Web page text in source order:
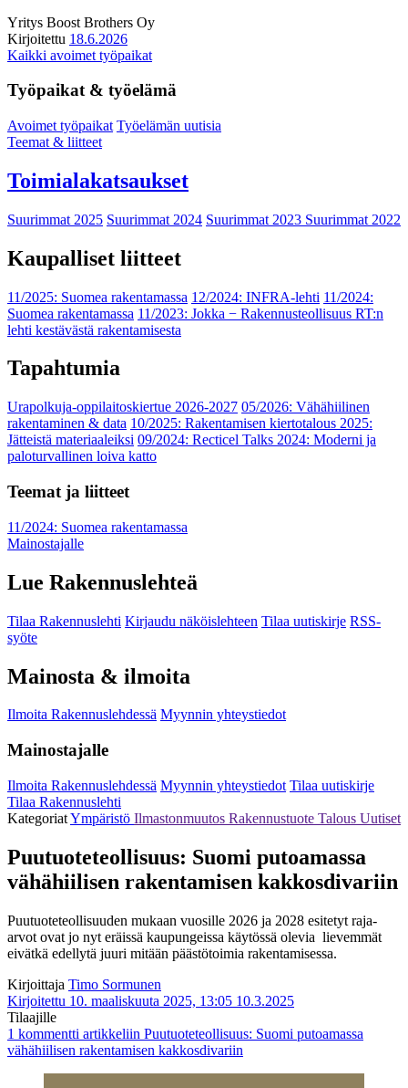
Yritys Boost Brothers Oy
Kirjoitettu 18.6.2026
Kaikki avoimet työpaikat
Työpaikat & työelämä
Avoimet työpaikat Työelämän uutisia
Teemat & liitteet
Toimialakatsaukset
Suurimmat 2025 Suurimmat 2024 Suurimmat 2023 Suurimmat 2022
Kaupalliset liitteet
11/2025: Suomea rakentamassa 12/2024: INFRA-lehti 11/2024:
Suomea rakentamassa 11/2023: Jokka − Rakennusteollisuus RT:n
lehti kestävästä rakentamisesta
Tapahtumia
Urapolkuja-oppilaitoskiertue 2026-2027 05/2026: Vähähiilinen
rakentaminen & data 10/2025: Rakentamisen kiertotalous 2025:
Jätteistä materiaaleiksi 09/2024: Recticel Talks 2024: Moderni ja
paloturvallinen loiva katto
Teemat ja liitteet
11/2024: Suomea rakentamassa
Mainostajalle
Lue Rakennuslehteä
Tilaa Rakennuslehti Kirjaudu näköislehteen Tilaa uutiskirje RSS-
syöte
Mainosta & ilmoita
Ilmoita Rakennuslehdessä Myynnin yhteystiedot
Mainostajalle
Ilmoita Rakennuslehdessä Myynnin yhteystiedot Tilaa uutiskirje
Tilaa Rakennuslehti
KategoriatYmpäristö Ilmastonmuutos Rakennustuote Talous Uutiset
Puutuoteteollisuus: Suomi putoamassa
vähähiilisen rakentamisen kakkosdivariin
Puutuoteteollisuuden mukaan vuosille 2026 ja 2028 esitetyt raja-
arvot ovat jo nyt eräissä kaupungeissa käytössä olevia lievemmät
eivätkä edellytä juuri mitään päästötoimia rakentamisessa.
Kirjoittaja Timo Sormunen
Kirjoitettu 10. maaliskuuta 2025, 13:05 10.3.2025
Tilaajille
1 kommentti artikkeliin Puutuoteteollisuus: Suomi putoamassa
vähähiilisen rakentamisen kakkosdivariin